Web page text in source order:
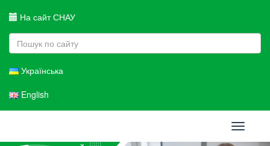
На сайт СНАУ
Українська
English
Toggle